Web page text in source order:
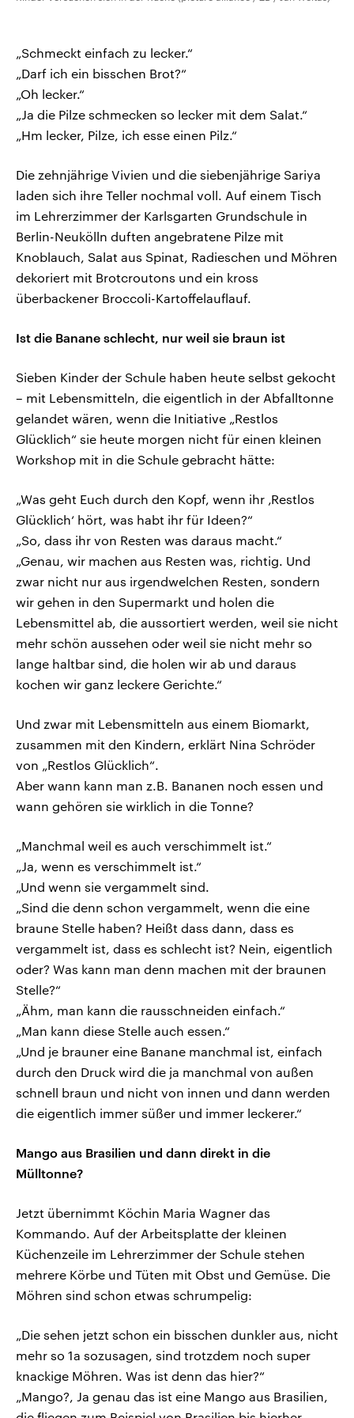
„Schmeckt einfach zu lecker.“
„Darf ich ein bisschen Brot?“
„Oh lecker.“
„Ja die Pilze schmecken so lecker mit dem Salat.“
„Hm lecker, Pilze, ich esse einen Pilz.“
Die zehnjährige Vivien und die siebenjährige Sariya
laden sich ihre Teller nochmal voll. Auf einem Tisch
im Lehrerzimmer der Karlsgarten Grundschule in
Berlin-Neukölln duften angebratene Pilze mit
Knoblauch, Salat aus Spinat, Radieschen und Möhren
dekoriert mit Brotcroutons und ein kross
überbackener Broccoli-Kartoffelauflauf.
Ist die Banane schlecht, nur weil sie braun ist
Sieben Kinder der Schule haben heute selbst gekocht
– mit Lebensmitteln, die eigentlich in der Abfalltonne
gelandet wären, wenn die Initiative „Restlos
Glücklich“ sie heute morgen nicht für einen kleinen
Workshop mit in die Schule gebracht hätte:
„Was geht Euch durch den Kopf, wenn ihr ‚Restlos
Glücklich‘ hört, was habt ihr für Ideen?“
„So, dass ihr von Resten was daraus macht.“
„Genau, wir machen aus Resten was, richtig. Und
zwar nicht nur aus irgendwelchen Resten, sondern
wir gehen in den Supermarkt und holen die
Lebensmittel ab, die aussortiert werden, weil sie nicht
mehr schön aussehen oder weil sie nicht mehr so
lange haltbar sind, die holen wir ab und daraus
kochen wir ganz leckere Gerichte.“
Und zwar mit Lebensmitteln aus einem Biomarkt,
zusammen mit den Kindern, erklärt Nina Schröder
von „Restlos Glücklich“.
Aber wann kann man z.B. Bananen noch essen und
wann gehören sie wirklich in die Tonne?
„Manchmal weil es auch verschimmelt ist.“
„Ja, wenn es verschimmelt ist.“
„Und wenn sie vergammelt sind.
„Sind die denn schon vergammelt, wenn die eine
braune Stelle haben? Heißt dass dann, dass es
vergammelt ist, dass es schlecht ist? Nein, eigentlich
oder? Was kann man denn machen mit der braunen
Stelle?“
„Ähm, man kann die rausschneiden einfach.“
„Man kann diese Stelle auch essen.“
„Und je brauner eine Banane manchmal ist, einfach
durch den Druck wird die ja manchmal von außen
schnell braun und nicht von innen und dann werden
die eigentlich immer süßer und immer leckerer.“
Mango aus Brasilien und dann direkt in die
Mülltonne?
Jetzt übernimmt Köchin Maria Wagner das
Kommando. Auf der Arbeitsplatte der kleinen
Küchenzeile im Lehrerzimmer der Schule stehen
mehrere Körbe und Tüten mit Obst und Gemüse. Die
Möhren sind schon etwas schrumpelig:
„Die sehen jetzt schon ein bisschen dunkler aus, nicht
mehr so 1a sozusagen, sind trotzdem noch super
knackige Möhren. Was ist denn das hier?“
„Mango?, Ja genau das ist eine Mango aus Brasilien,